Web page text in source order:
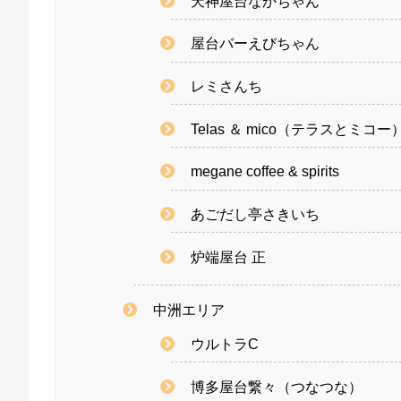
屋台バーえびちゃん
レミさんち
Telas ＆ mico（テラスとミコー
megane coffee & spirits
あごだし亭さきいち
炉端屋台 正
中洲エリア
ウルトラC
博多屋台繋々（つなつな）